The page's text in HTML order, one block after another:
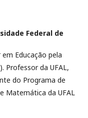
Federal de
Educação pela
Professor da UFAL,
do Programa de
Matemática da UFAL